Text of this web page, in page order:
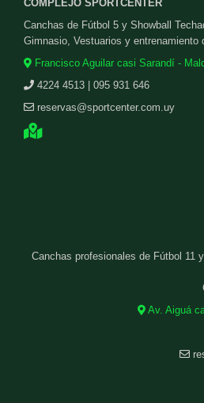
COMPLEJO SPORTCENTER
Canchas de Fútbol 5 y Showball
Gimnasio, Vestuarios y entrenamiento
Francisco Aguilar casi Sarandí -
4224 4513 | 095 931 646
reservas@sportcenter.com.uy
Canchas profesionales de Fútbol 11
Av. Aiguá